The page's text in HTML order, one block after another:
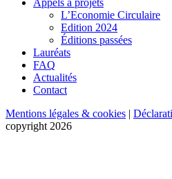
L’Economie Circulaire
Edition 2024
Éditions passées
Lauréats
FAQ
Actualités
Contact
Mentions légales & cookies |
copyright 2026